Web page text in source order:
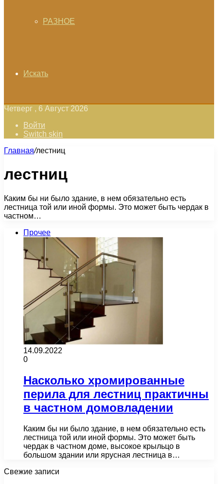
РАЗНОЕ
Искать
Четверг , 6 Август 2026
Войти
Switch skin
Главная/лестниц
лестниц
Каким бы ни было здание, в нем обязательно есть
лестница той или иной формы. Это может быть чердак в
частном…
Прочее
14.09.2022
0
Насколько хромированные
перила для лестниц практичны
в частном домовладении
Каким бы ни было здание, в нем обязательно есть
лестница той или иной формы. Это может быть
чердак в частном доме, высокое крыльцо в
большом здании или ярусная лестница в…
Свежие записи